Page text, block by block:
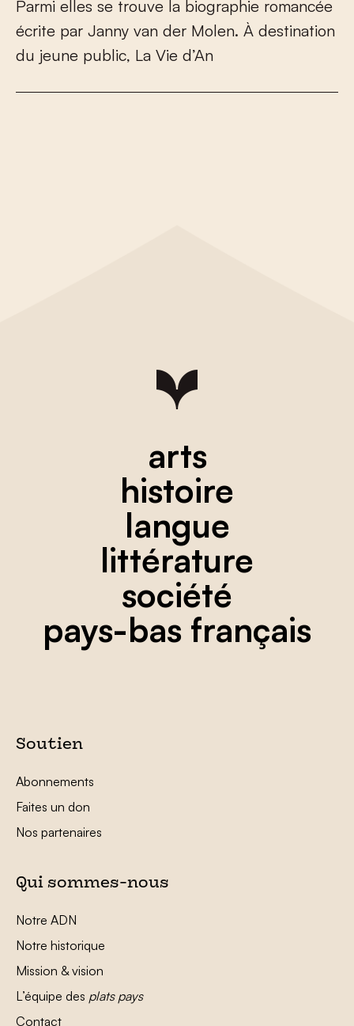
Parmi e es se trouve a biographie romancée
écrite par Janny van der Molen. À destination
du jeune public, La Vie d’An
arts
histoire
langue
littérature
société
pays-bas français
Soutien
Abonnements
Faites un don
Nos partenaires
Qui sommes-nous
Notre ADN
Notre historique
Mission & vision
L’équipe des plats pays
Contact